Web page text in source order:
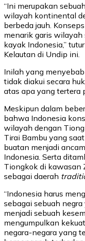
“Ini merupakan
wilayah kontinental
berbeda jauh.
menarik garis
kayak Indonesia,”
Kelautan di Undip ini.
Inilah yang
tidak diakui secara
atas apa yang tertera
Meskipun dalam
bahwa Indonesia
wilayah dengan
Tirai Bambu yang
buatan menjadi
Indonesia. Serta
Tiongkok di kawasan
sebagai daerah
“Indonesia harus
sebagai sebuah
menjadi sebuah
mengumpulkan
negara-negara yang